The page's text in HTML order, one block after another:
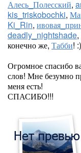
Алесь_Полесский,
kis_triskobochki,
Ki_Rin,
deadly_nightshade,
конечно же, Табби! :)
Огромное спасибо
слов! Мне безумно
меня есть!
СПАСИБО!!!